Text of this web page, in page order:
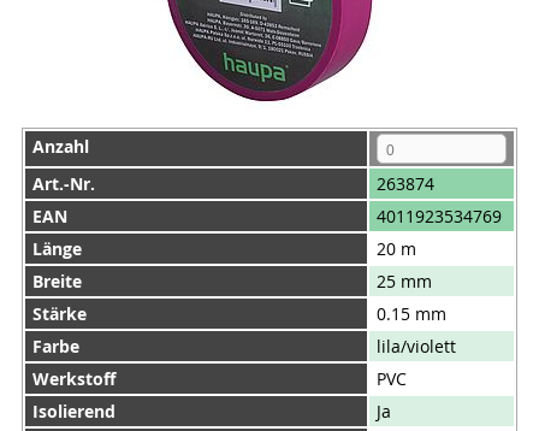
Anzahl
Art.-Nr.
263874
EAN
4011923534769
Länge
20 m
Breite
25 mm
Stärke
0.15 mm
Farbe
lila/violett
Werkstoff
PVC
Isolierend
Ja